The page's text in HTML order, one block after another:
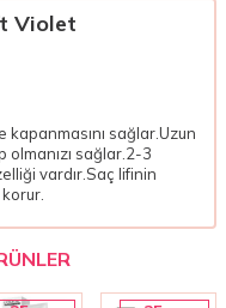
Violet
sağlar.Uzun
olmanızı sağlar.2-3
vardır.Saç lifinin
korur.